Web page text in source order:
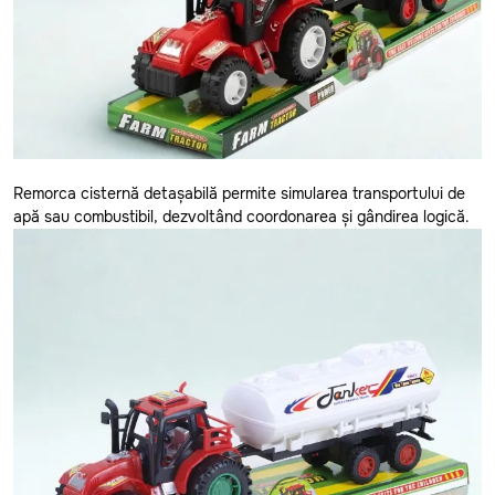
Remorca cisternă detașabilă permite simularea transportului de
apă sau combustibil, dezvoltând coordonarea și gândirea logică.
Cimislia
Comrat
Floresti